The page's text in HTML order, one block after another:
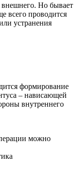
Но бывает
всего проводится
устранения
формирование
– нависающей
внутреннего
можно